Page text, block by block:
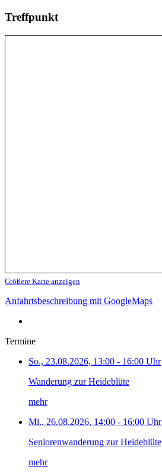
Treffpunkt
Größere Karte anzeigen
Anfahrtsbeschreibung mit GoogleMaps
Termine
So., 23.08.2026, 13:00 - 16:00 Uhr
Wanderung zur Heideblüte
mehr
Mi., 26.08.2026, 14:00 - 16:00 Uhr
Seniorenwanderung zur Heideblüte
mehr